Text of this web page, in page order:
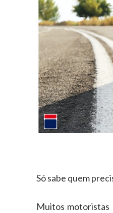
Só sabe quem
Muitos